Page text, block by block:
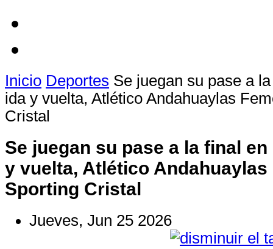
Inicio Deportes Se juegan su pase a
ida y vuelta, Atlético Andahuaylas
Cristal
Se juegan su pase a la final
y vuelta, Atlético Andahuaylas
Sporting Cristal
Jueves, Jun 25 2026